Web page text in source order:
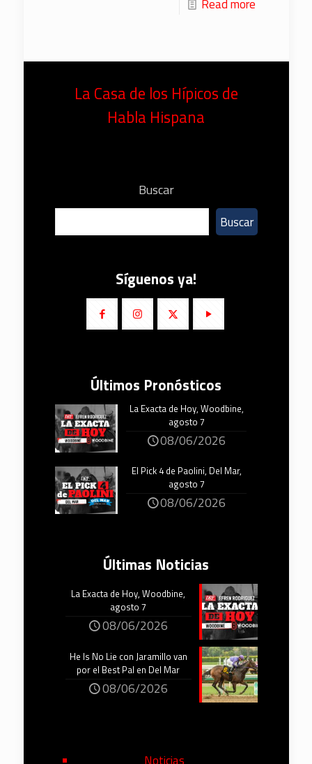
Read more
La Casa de los Hípicos de
Habla Hispana
Buscar
Buscar
Síguenos ya!
Últimos Pronósticos
La Exacta de Hoy, Woodbine,
agosto 7
08/06/2026
El Pick 4 de Paolini, Del Mar,
agosto 7
08/06/2026
Últimas Noticias
La Exacta de Hoy, Woodbine,
agosto 7
08/06/2026
He Is No Lie con Jaramillo van
por el Best Pal en Del Mar
08/06/2026